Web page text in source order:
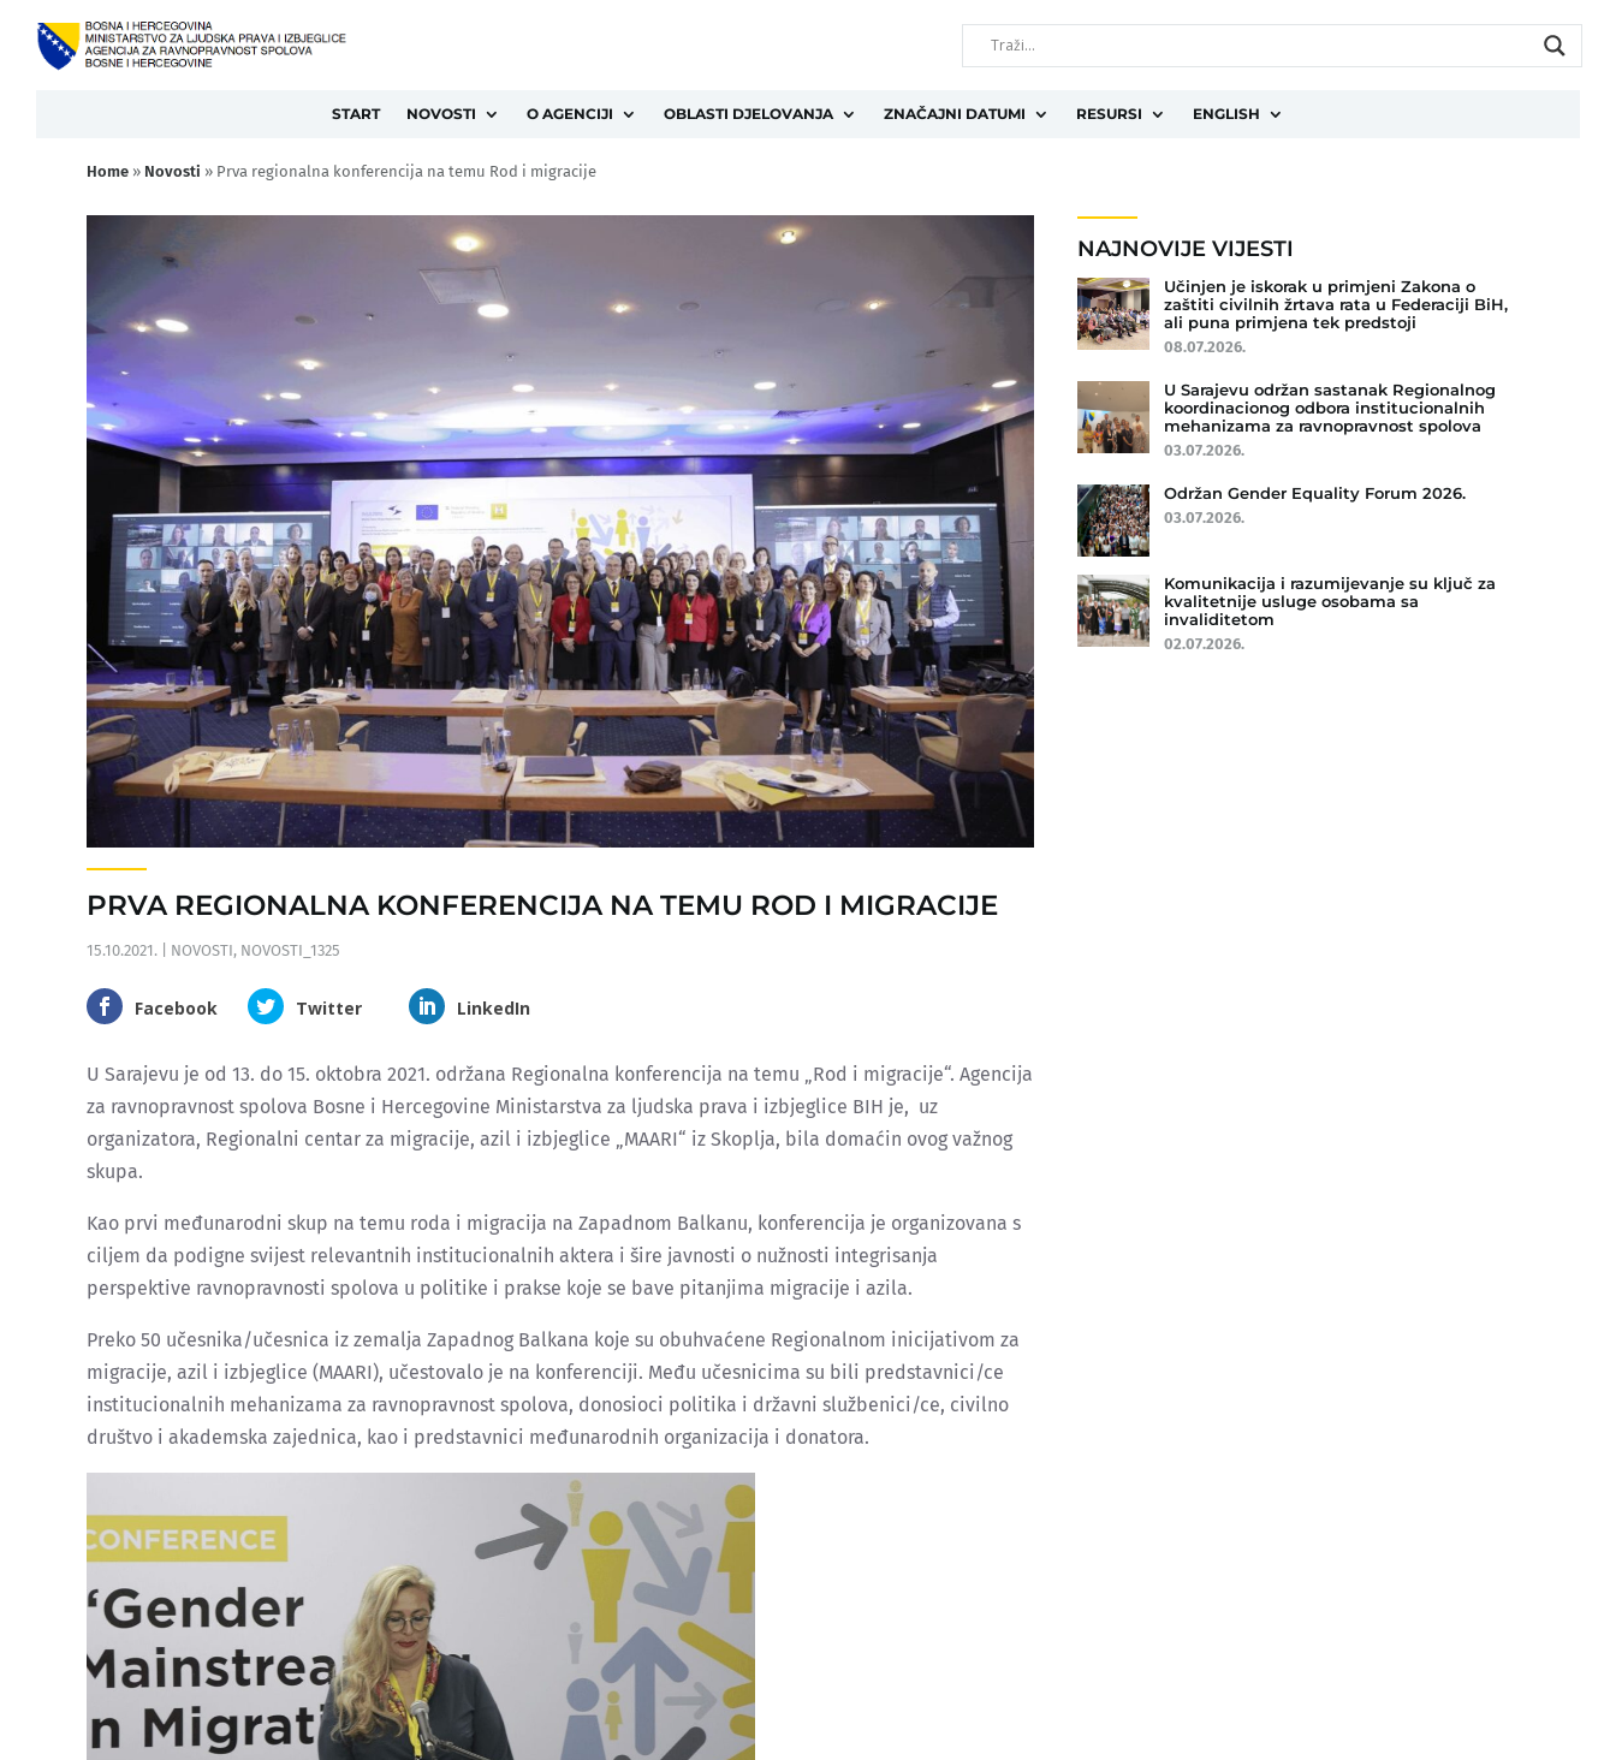
START NOVOSTI O AGENCIJI OBLASTI DJELOVANJA ZNAČAJNI DATUMI RESURSI ENGLISH
Home » Novosti » Prva regionalna konferencija na temu Rod i migracije
PRVA REGIONALNA KONFERENCIJA NA TEMU ROD I MIGRACIJE
15.10.2021. NOVOSTI, NOVOSTI_1325
Facebook Twitter LinkedIn
U Sarajevu je od 13. do 15. oktobra 2021. održana Regionalna konferencija na temu „Rod i migracije“. Agencija
za ravnopravnost spolova Bosne i Hercegovine Ministarstva za ljudska prava i izbjeglice BIH je, uz
organizatora, Regionalni centar za migracije, azil i izbjeglice „MAARI“ iz Skoplja, bila domaćin ovog važnog
skupa.
Kao prvi međunarodni skup na temu roda i migracija na Zapadnom Balkanu, konferencija je organizovana s
ciljem da podigne svijest relevantnih institucionalnih aktera i šire javnosti o nužnosti integrisanja
perspektive ravnopravnosti spolova u politike i prakse koje se bave pitanjima migracije i azila.
Preko 50 učesnika/učesnica iz zemalja Zapadnog Balkana koje su obuhvaćene Regionalnom inicijativom za
migracije, azil i izbjeglice (MAARI), učestovalo je na konferenciji. Među učesnicima su bili predstavnici/ce
institucionalnih mehanizama za ravnopravnost spolova, donosioci politika i državni službenici/ce, civilno
društvo i akademska zajednica, kao i predstavnici međunarodnih organizacija i donatora.
NAJNOVIJE VIJESTI
Učinjen je iskorak u primjeni Zakona o
zaštiti civilnih žrtava rata u Federaciji BiH,
ali puna primjena tek predstoji
08.07.2026.
U Sarajevu održan sastanak Regionalnog
koordinacionog odbora institucionalnih
mehanizama za ravnopravnost spolova
03.07.2026.
Održan Gender Equality Forum 2026.
03.07.2026.
Komunikacija i razumijevanje su ključ za
kvalitetnije usluge osobama sa
invaliditetom
02.07.2026.